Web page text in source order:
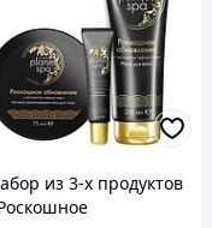
из 3-х продуктов